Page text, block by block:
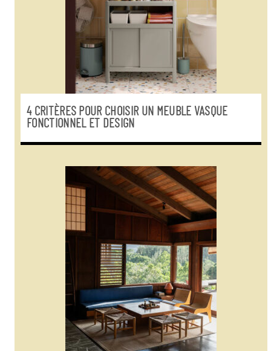
4 CRITÈRES POUR CHOISIR UN MEUBLE VASQUE
FONCTIONNEL ET DESIGN